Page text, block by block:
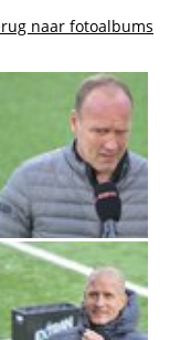
naar fotoalbums